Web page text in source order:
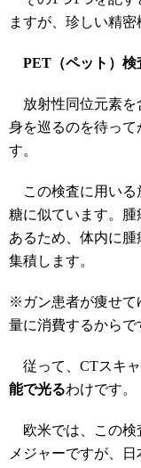
ますが、珍しい精密
PET（ペット）検
放射性同位元素を
身を巡るのを待っ
す。
この検査に用いる
糖に似ています。
あるため、体内に
集積します。
※ガン患者が痩せて
量に消費するからで
従って、CTスキャ
能で光るわけです。
欧米では、この検
メジャーですが、